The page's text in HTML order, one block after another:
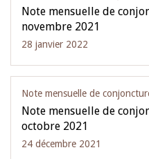
Note mensuelle de
novembre 2021
28 janvier 2022
Note mensuelle de
Note mensuelle de
octobre 2021
24 décembre 2021